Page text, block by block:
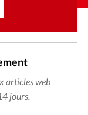
articles web
jours.